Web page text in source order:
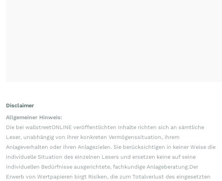
Disclaimer
Allgemeiner Hinweis:
Die bei wallstreetONLINE veröffentlichten Inhalte richten sich an sämtliche
Leser, unabhängig von ihrer konkreten Vermögenssituation, ihrem
Anlageverhalten oder ihren Anlagezielen. Sie berücksichtigen in keiner Weise die
individuelle Situation des einzelnen Lesers und ersetzen keine auf seine
individuellen Bedürfnisse ausgerichtete, fachkundige Anlageberatung.Der
Erwerb von Wertpapieren birgt Risiken, die zum Totalverlust des eingesetzten